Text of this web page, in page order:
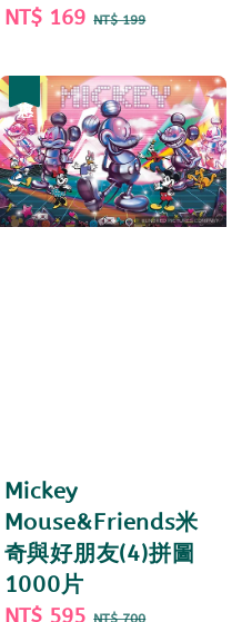
Sale
NT$ 169 Regular
NT$ 199
Mickey
Mouse&Friends米
奇與好朋友(4)拼圖
1000片
Sale
NT$ 595 Regular
NT$ 700